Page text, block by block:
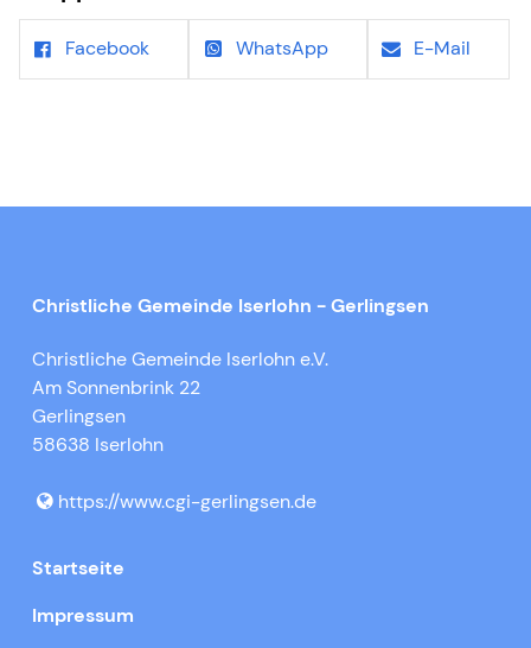
Facebook WhatsApp E-Mail
Christliche Gemeinde Iserlohn - Gerlingsen
Christliche Gemeinde Iserlohn e.V.
Am Sonnenbrink 22
Gerlingsen
58638 Iserlohn
https://www.​cgi-gerlingsen.​de
Startseite
Impressum